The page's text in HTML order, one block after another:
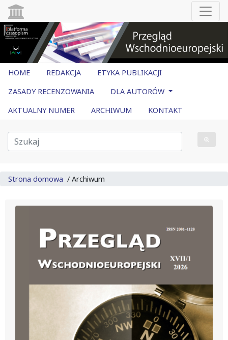
HOME REDAKCJA
ETYKA PUBLIKACJI
ZASADY RECENZOWANIA
DLA AUTORÓW
AKTUALNY NUMER
ARCHIWUM KONTAKT
Strona domowa / Archiwum